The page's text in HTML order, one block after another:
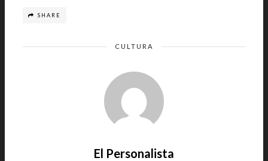
SHARE
CULTURA
El Personalista